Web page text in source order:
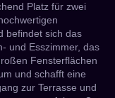
Platz für zwei
befindet sich das
und Esszimmer, das
Fensterflächen
und schafft eine
zur Terrasse und